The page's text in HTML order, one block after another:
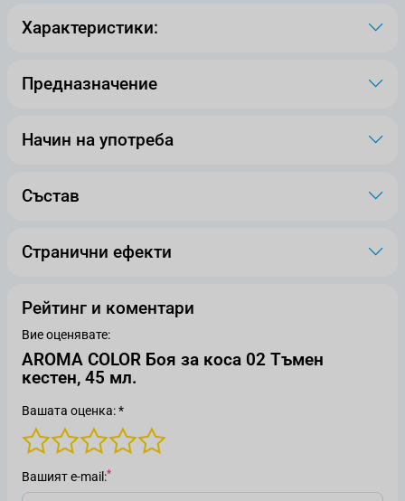
Характеристики:
Предназначение
Начин на употреба
Състав
Странични ефекти
Рейтинг и коментари
Вие оценявате:
AROMA COLOR Боя за коса 02 Тъмен
кестен, 45 мл.
Вашата оценка: *
Вашият е-mail